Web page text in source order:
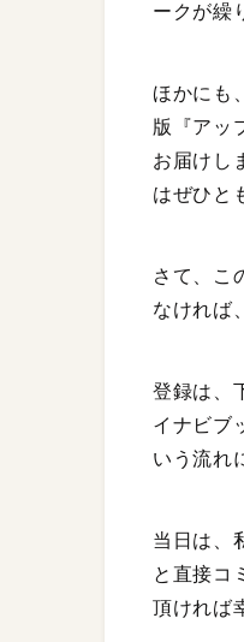
ークが繰
ほかにも
版『アッ
お届けし
はぜひと
さて、こ
なければ
登録は、
イナビブ
いう流れ
当日は、
と直接コ
頂ければ